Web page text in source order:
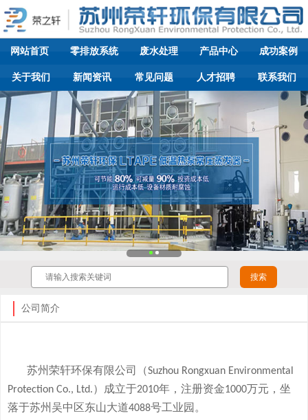
网站首页 零排放系统 废水处理 产品中心 成功案例
关于我们 新闻资讯 常见问题 人才招聘 联系我们
公司简介
苏州荣轩环保有限公司（Suzhou Rongxuan Environmental
Protection Co., Ltd.）成立于2010年，注册资金1000万元，坐
落于苏州吴中区东山大道4088号工业园。